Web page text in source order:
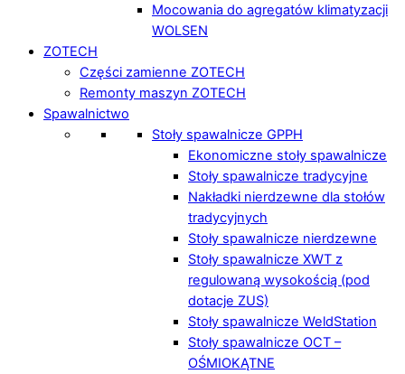
Mocowania do agregatów klimatyzacji
WOLSEN
ZOTECH
Części zamienne ZOTECH
Remonty maszyn ZOTECH
Spawalnictwo
Stoły spawalnicze GPPH
Ekonomiczne stoły spawalnicze
Stoły spawalnicze tradycyjne
Nakładki nierdzewne dla stołów
tradycyjnych
Stoły spawalnicze nierdzewne
Stoły spawalnicze XWT z
regulowaną wysokością (pod
dotacje ZUS)
Stoły spawalnicze WeldStation
Stoły spawalnicze OCT –
OŚMIOKĄTNE